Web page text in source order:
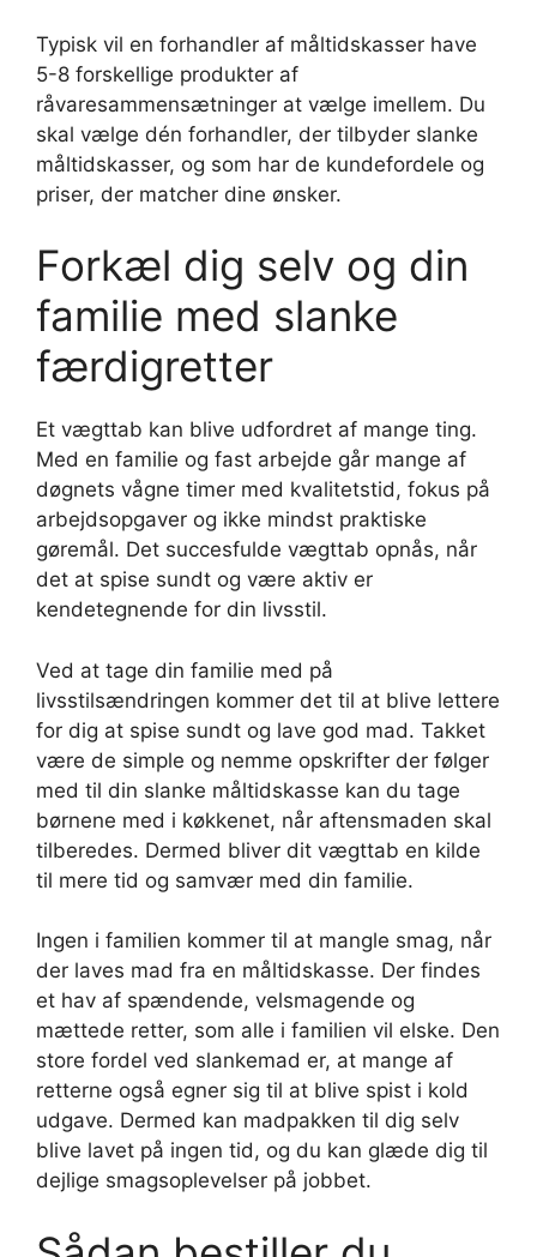
Typisk vil en forhandler af måltidskasser have
5-8 forskellige produkter af
råvaresammensætninger at vælge imellem. Du
skal vælge dén forhandler, der tilbyder slanke
måltidskasser, og som har de kundefordele og
priser, der matcher dine ønsker.
Forkæl dig selv og din
familie med slanke
færdigretter
Et vægttab kan blive udfordret af mange ting.
Med en familie og fast arbejde går mange af
døgnets vågne timer med kvalitetstid, fokus på
arbejdsopgaver og ikke mindst praktiske
gøremål. Det succesfulde vægttab opnås, når
det at spise sundt og være aktiv er
kendetegnende for din livsstil.
Ved at tage din familie med på
livsstilsændringen kommer det til at blive lettere
for dig at spise sundt og lave god mad. Takket
være de simple og nemme opskrifter der følger
med til din slanke måltidskasse kan du tage
børnene med i køkkenet, når aftensmaden skal
tilberedes. Dermed bliver dit vægttab en kilde
til mere tid og samvær med din familie.
Ingen i familien kommer til at mangle smag, når
der laves mad fra en måltidskasse. Der findes
et hav af spændende, velsmagende og
mættede retter, som alle i familien vil elske. Den
store fordel ved slankemad er, at mange af
retterne også egner sig til at blive spist i kold
udgave. Dermed kan madpakken til dig selv
blive lavet på ingen tid, og du kan glæde dig til
dejlige smagsoplevelser på jobbet.